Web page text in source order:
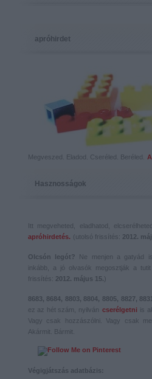
apróhirdet
Megveszed. Eladod. Cseréled. Beréled.
Hasznosságok
Itt megveheted, eladhatod,
apróhirdetés. (utolsó frissítés: 2012.
Olcsón legót? Ne menjen a gatyád
inkább, a jó olvasók megosztják a
frissítés: 2012. május 15.)
8683, 8684, 8803, 8804, 8805, 8827, 8831
ez az hét szám, nyilván
cserélgetni
is
Vagy csak hozzászólni. Vagy csak
Akármit. Bármit.
Végigjátszás adatbázis: